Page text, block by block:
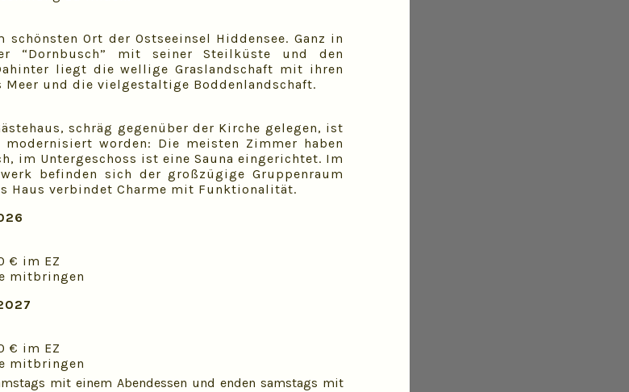
Ort der Ostseeinsel Hiddensee. Ganz in
“Dornbusch” mit seiner Steilküste und den
liegt die wellige Graslandschaft mit ihren
Meer und die vielgestaltige Boddenlandschaft.
schräg gegenüber der Kirche gelegen, ist
worden: Die meisten Zimmer haben
im Untergeschoss ist eine Sauna eingerichtet. Im
befinden sich der großzügige Gruppenraum
Haus verbindet Charme mit Funktionalität.
€ im EZ
mitbringen
€ im EZ
mitbringen
mit einem Abendessen und enden samstags mit